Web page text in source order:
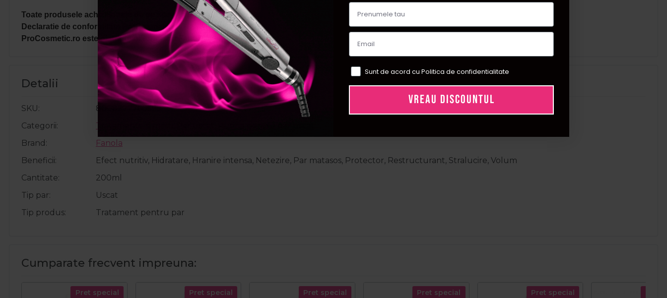
Toate produsele achizitionate de pe site-ul nostru sunt originale.
Declaratie de conformitate ProCosmetic.
ProCosmetic.ro este distribuitor autorizat Fanola.
Detalii
SKU
8008277760599
Categorii
Tratamente si masti
Brand
Fanola
Beneficii
Efect nutritiv, Hidratare, Hranire intensa, Netezire, Par matasos, Protector, Restructurant, Stralucire, Volum
Cantitate
200ml
Tip par
Uscat
Tip produs
Tratament pentru par
Cumparate frecvent impreuna:
Pret special Pret special Pret special Pret special Pret special
Sunt de acord cu Politica de confidentialitate
VREAU DISCOUNTUL